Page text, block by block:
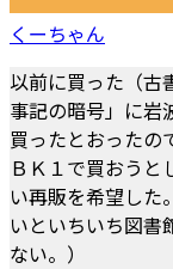
くーちゃん
以前に買った（古
事記の暗号」に岩
買ったとおったの
ＢＫ１で買おうと
い再販を希望した
いといちいち図書
ない。）